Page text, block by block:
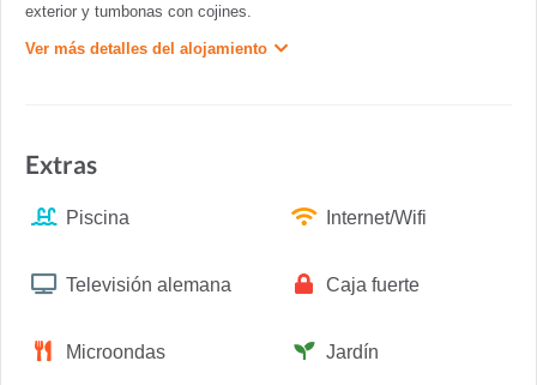
exterior y tumbonas con cojines.
Ver más detalles del alojamiento
Extras
Piscina Internet/Wifi
Televisión alemana Caja fuerte
Microondas Jardín